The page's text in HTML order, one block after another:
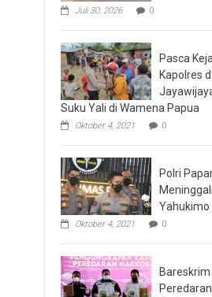
Juli 30, 2026 0
Pasca
Kapolres
Suku Yali di Wamena Papua
Oktober 4, 2021 0
Polri
Yahukimo
Oktober 4, 2021 0